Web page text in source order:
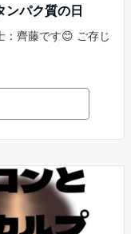
ンパク質の日
齊藤です😊 ご存じ